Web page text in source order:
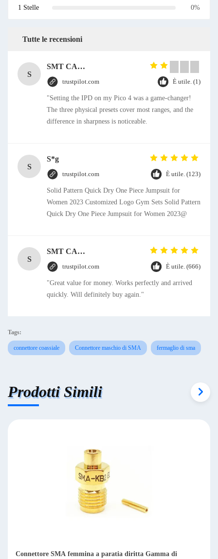
1 Stelle
0%
Tutte le recensioni
S
SMT CAP Type Box Header Connector 1.27mm Pitch Gold Flash Contact Plating
trustpilot.com È utile. (1)
"Setting the IPD on my Pico 4 was a game-changer!
The three physical presets cover most ranges, and the
difference in sharpness is noticeable.
S
S*g
trustpilot.com È utile. (123)
Solid Pattern Quick Dry One Piece Jumpsuit for
Women 2023 Customized Logo Gym Sets Solid Pattern
Quick Dry One Piece Jumpsuit for Women 2023@
S
SMT CAP Type Box Header Connector 1.27mm Pitch Gold Flash Contact Plating
trustpilot.com È utile. (666)
"Great value for money. Works perfectly and arrived
quickly. Will definitely buy again."
Tags:
connettore coassiale Connettore maschio di SMA fermaglio di sma
Prodotti Simili
Connettore SMA femmina a paratia diritta Gamma di